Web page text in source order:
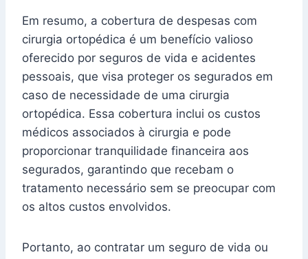
Em resumo, a cobertura de despesas com
cirurgia ortopédica é um benefício valioso
oferecido por seguros de vida e acidentes
pessoais, que visa proteger os segurados em
caso de necessidade de uma cirurgia
ortopédica. Essa cobertura inclui os custos
médicos associados à cirurgia e pode
proporcionar tranquilidade financeira aos
segurados, garantindo que recebam o
tratamento necessário sem se preocupar com
os altos custos envolvidos.
Portanto, ao contratar um seguro de vida ou